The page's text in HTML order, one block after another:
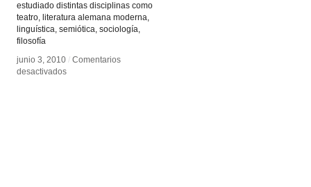
estudiado distintas disciplinas como
teatro, literatura alemana moderna,
linguística, semiótica, sociología,
filosofía
junio 3, 2010 / Comentarios
desactivadosen
junio 3, 2010 / Comentarios
desactivadosen